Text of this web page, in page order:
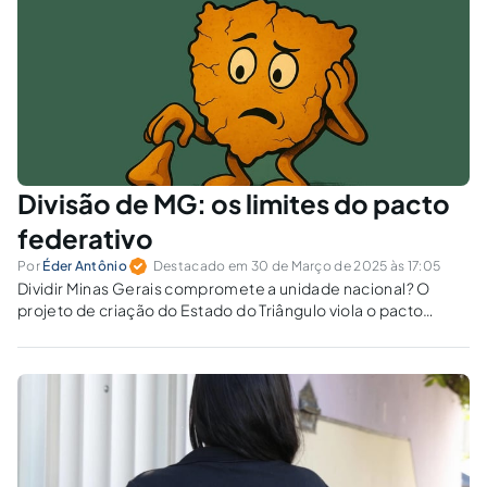
Divisão de MG: os limites do pacto
federativo
Por Éder Antônio Destacado em 30 de Março de 2025 às 17:05
Dividir Minas Gerais compromete a unidade nacional? O
projeto de criação do Estado do Triângulo viola o pacto